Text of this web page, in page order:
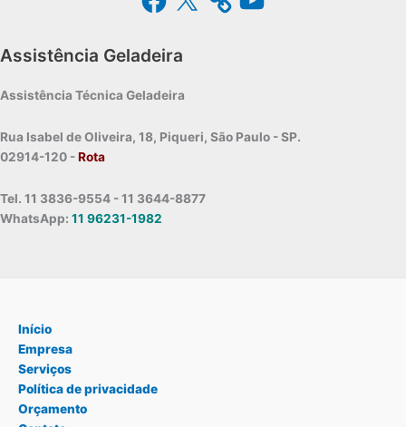
Assistência Geladeira
Assistência Técnica Geladeira
Rua Isabel de Oliveira, 18, Piqueri, São Paulo - SP.
02914-120 -Rota
Tel. 11 3836-9554 - 11 3644-8877
WhatsApp: 11 96231-1982
Início
Empresa
Serviços
Política de privacidade
Orçamento